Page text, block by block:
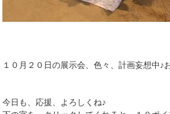
１０月２０日の展示会、色々、計画妄想中♪
今日も、応援、よろしくね♪